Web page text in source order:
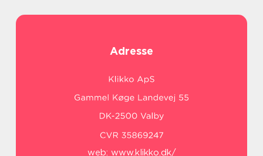
Adresse
web: www.klikko.dk/